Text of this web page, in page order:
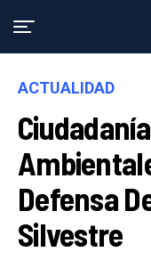
ACTUALIDAD
Defensa
Silvestre